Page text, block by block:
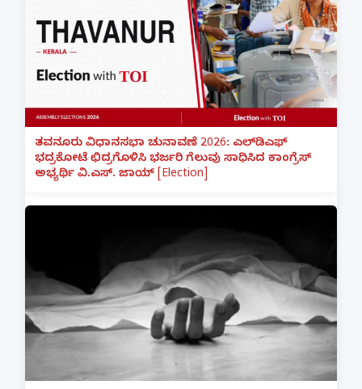
ತವನೂರು ವಿಧಾನಸಭಾ ಚುನಾವಣೆ 2026: ಎಲ್‌ಡಿಎಫ್
ಭದ್ರಕೋಟೆ ಛಿದ್ರಗೊಳಿಸಿ ಭರ್ಜರಿ ಗೆಲುವು ಸಾಧಿಸಿದ ಕಾಂಗ್ರೆಸ್
ಅಭ್ಯರ್ಥಿ ವಿ.ಎಸ್. ಜಾಯ್ [Election]